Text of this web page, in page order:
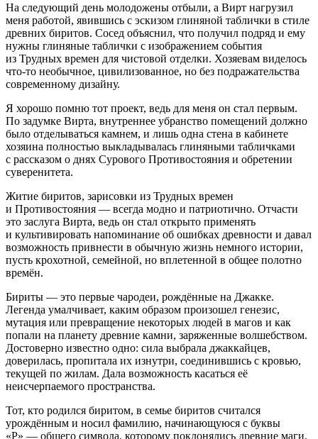
На следующий день молодожены отбыли, а Вирт нагрузил
меня работой, явившись с эскизом глиняной таблички в стиле
древних биритов. Сосед объяснил, что получил подряд и ему
нужны глиняные таблички с изображением события
из Трудных времен для чистовой отделки. Хозяевам виделось
что-то необычное, цивилизованное, но без подражательства
современному дизайну.
Я хорошо помню тот проект, ведь для меня он стал первым.
По задумке Вирта, внутреннее убранство помещений должно
было отделываться камнем, и лишь одна стена в кабинете
хозяина полностью выкладывалась глиняными табличками
с рассказом о днях Сурового Противостояния и обретении
суверенитета.
Житие биритов, зарисовки из Трудных времен
и Противостояния — всегда модно и патриотично. Отчасти
это заслуга Вирта, ведь он стал открыто применять
и культивировать напоминание об ошибках древности и давал
возможность привнести в обычную жизнь немного истории,
пусть крохотной, семейной, но вплетенной в общее полотно
времён.
Бириты — это первые чародеи, рождённые на Джакке.
Легенда умалчивает, каким образом произошел генезис,
мутация или превращение некоторых людей в магов и как
попали на планету древние камни, заряженные волшебством.
Достоверно известно одно: сила выбрала джаккайцев,
доверилась, пропитала их изнутри, соединившись с кровью,
текущей по жилам. Дала возможность касаться её
неисчерпаемого пространства.
Тот, кто родился биритом, в семье биритов считался
урождённым и носил фамилию, начинающуюся с буквы
«Р» — общего символа, которому поклонялись древние маги.